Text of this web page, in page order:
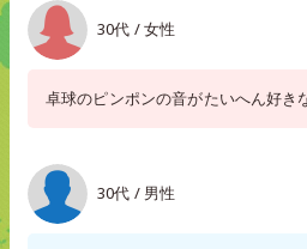
30代 / 女性
卓球のピンポンの音がたいへん好き
30代 / 男性